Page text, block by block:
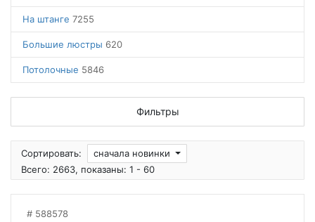
На штанге 7255
Большие люстры 620
Потолочные 5846
Фильтры
Сортировать:
сначала новинки
Всего: 2663, показаны: 1 - 60
588578